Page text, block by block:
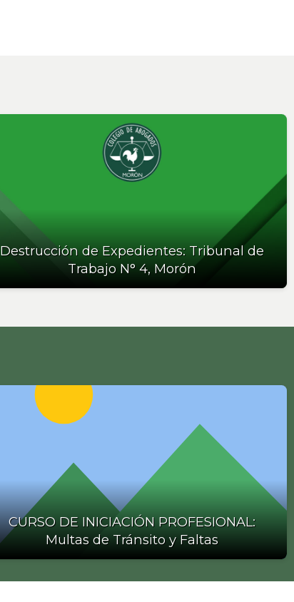
Destrucción de Expedientes: Tribunal de
Trabajo N° 4, Morón
CURSO DE INICIACIÓN PROFESIONAL:
Multas de Tránsito y Faltas